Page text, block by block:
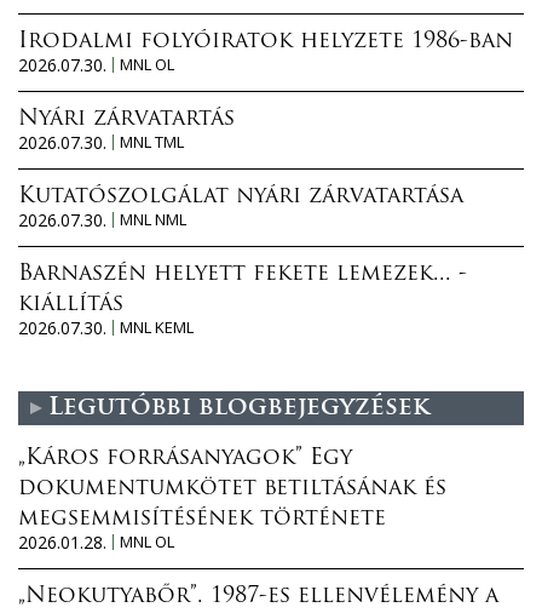
Irodalmi folyóiratok helyzete 1986-ban
2026.07.30.
MNL OL
Nyári zárvatartás
2026.07.30.
MNL TML
Kutatószolgálat nyári zárvatartása
2026.07.30.
MNL NML
Barnaszén helyett fekete lemezek... -
kiállítás
2026.07.30.
MNL KEML
Legutóbbi blogbejegyzések
„Káros forrásanyagok” Egy
dokumentumkötet betiltásának és
megsemmisítésének története
2026.01.28.
MNL OL
„Neokutyabőr”. 1987-es ellenvélemény a